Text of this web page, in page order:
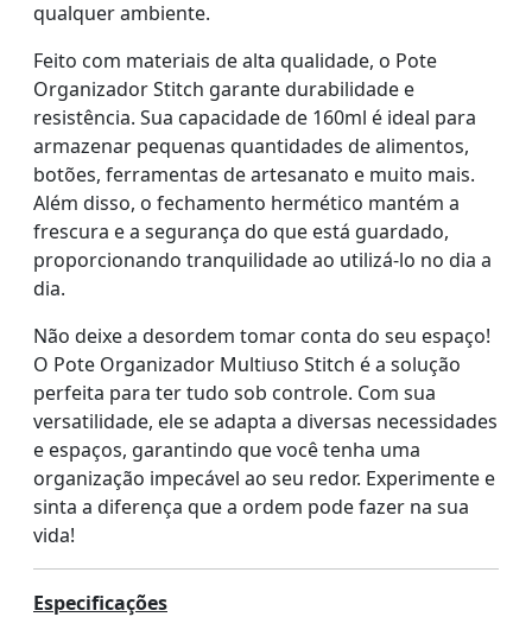
qualquer ambiente.
Feito com materiais de alta qualidade, o Pote
Organizador Stitch garante durabilidade e
resistência. Sua capacidade de 160ml é ideal para
armazenar pequenas quantidades de alimentos,
botões, ferramentas de artesanato e muito mais.
Além disso, o fechamento hermético mantém a
frescura e a segurança do que está guardado,
proporcionando tranquilidade ao utilizá-lo no dia a
dia.
Não deixe a desordem tomar conta do seu espaço!
O Pote Organizador Multiuso Stitch é a solução
perfeita para ter tudo sob controle. Com sua
versatilidade, ele se adapta a diversas necessidades
e espaços, garantindo que você tenha uma
organização impecável ao seu redor. Experimente e
sinta a diferença que a ordem pode fazer na sua
vida!
Especificações